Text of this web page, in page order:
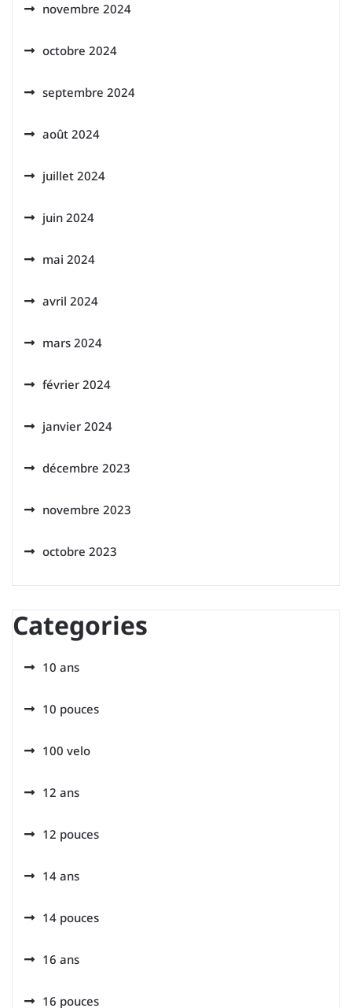
novembre 2024
octobre 2024
septembre 2024
août 2024
juillet 2024
juin 2024
mai 2024
avril 2024
mars 2024
février 2024
janvier 2024
décembre 2023
novembre 2023
octobre 2023
Categories
10 ans
10 pouces
100 velo
12 ans
12 pouces
14 ans
14 pouces
16 ans
16 pouces